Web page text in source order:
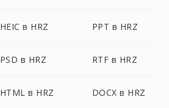
HEIC в HRZ PPT в HRZ
PSD в HRZ RTF в HRZ
HTML в HRZ DOCX в HRZ